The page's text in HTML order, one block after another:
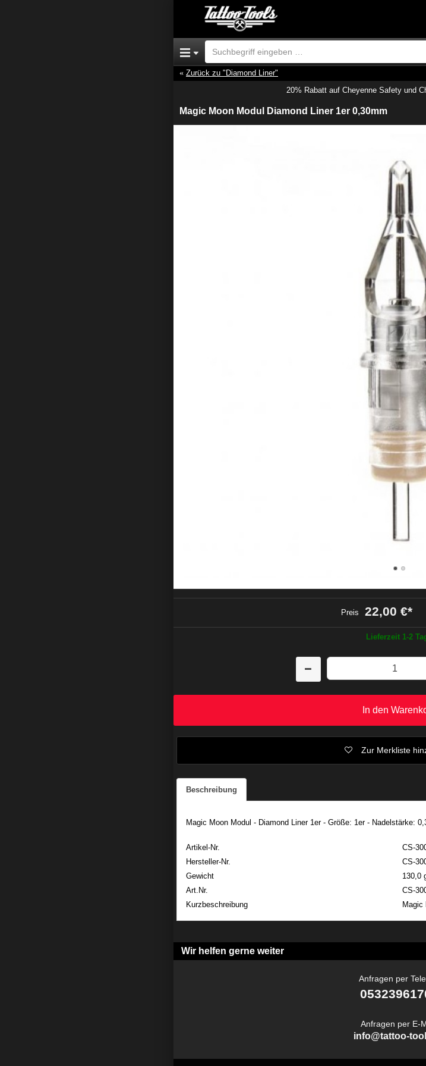
Zurück zu "Diamond Liner"
20% Rabatt auf Cheyenne Safety und
Magic Moon Modul Diamond Liner 1er 0,30mm
Preis 22,00 €*
Lieferzeit 1-2
In den
Zur Merkliste
Beschreibung
Magic Moon Modul - Diamond Liner 1er - Größe: 1er - Nadelstärke:
Artikel-Nr.
CS-
Hersteller-Nr.
CS-
Gewicht
130,0
Art.Nr.
CS-
Kurzbeschreibung
Magic
Wir helfen gerne weiter
Anfragen per
Anfragen per E-
info@tattoo-